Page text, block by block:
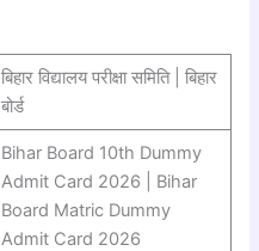
बिहार विद्यालय परीक्षा समिति | बिहार
बोर्ड
Bihar Board 10th Dummy
Admit Card 2026 | Bihar
Board Matric Dummy
Admit Card 2026